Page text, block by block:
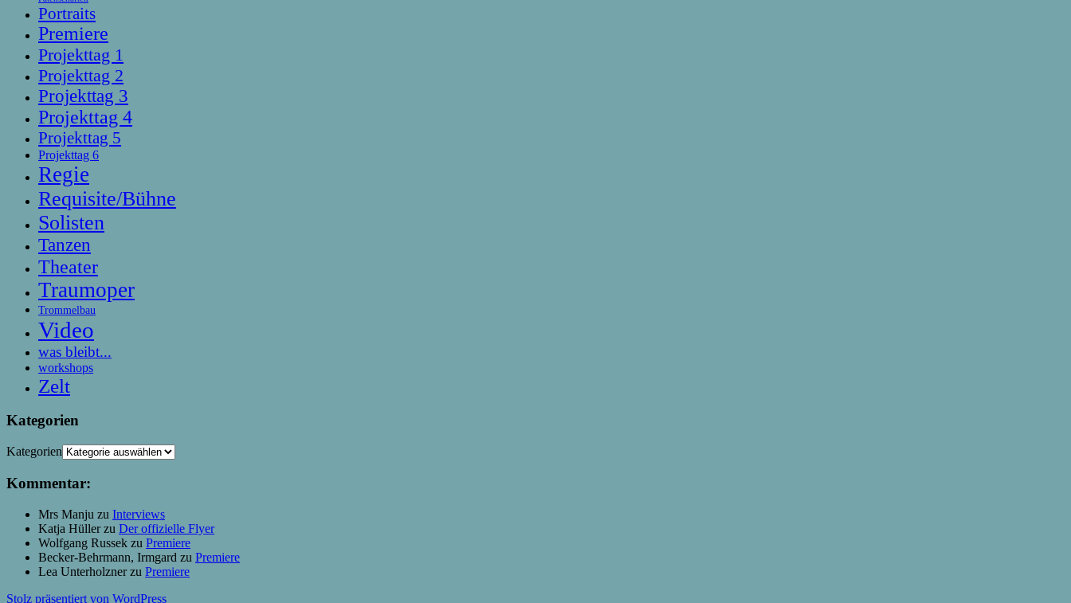
Portraits
Premiere
Projekttag 1
Projekttag 2
Projekttag 3
Projekttag 4
Projekttag 5
Projekttag 6
Regie
Requisite/Bühne
Solisten
Tanzen
Theater
Traumoper
Trommelbau
Video
was bleibt...
workshops
Zelt
Kategorien
Kategorien
Kommentar:
Mrs Manju zu Interviews
Katja Hüllerzu Der offizielle Flyer
Wolfgang Russek zu Premiere
Becker-Behrmann, Irmgard zu Premiere
Lea Unterholznerzu Premiere
Stolz präsentiert von WordPress